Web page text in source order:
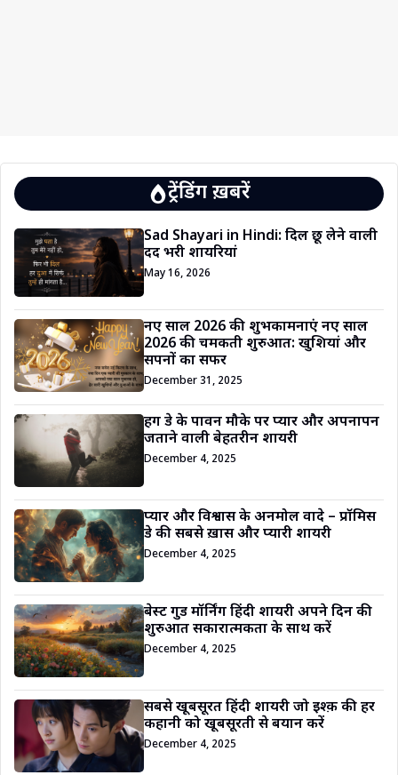
ट्रेंडिंग ख़बरें
Sad Shayari in Hindi: दिल छू लेने वाली
दर्द भरी शायरियां
May 16, 2026
नए साल 2026 की शुभकामनाएं नए साल
2026 की चमकती शुरुआत: खुशियां और
सपनों का सफर
December 31, 2025
हग डे के पावन मौके पर प्यार और अपनापन
जताने वाली बेहतरीन शायरी
December 4, 2025
प्यार और विश्वास के अनमोल वादे – प्रॉमिस
डे की सबसे ख़ास और प्यारी शायरी
December 4, 2025
बेस्ट गुड मॉर्निंग हिंदी शायरी अपने दिन की
शुरुआत सकारात्मकता के साथ करें
December 4, 2025
सबसे खूबसूरत हिंदी शायरी जो इश्क़ की हर
कहानी को खूबसूरती से बयान करें
December 4, 2025